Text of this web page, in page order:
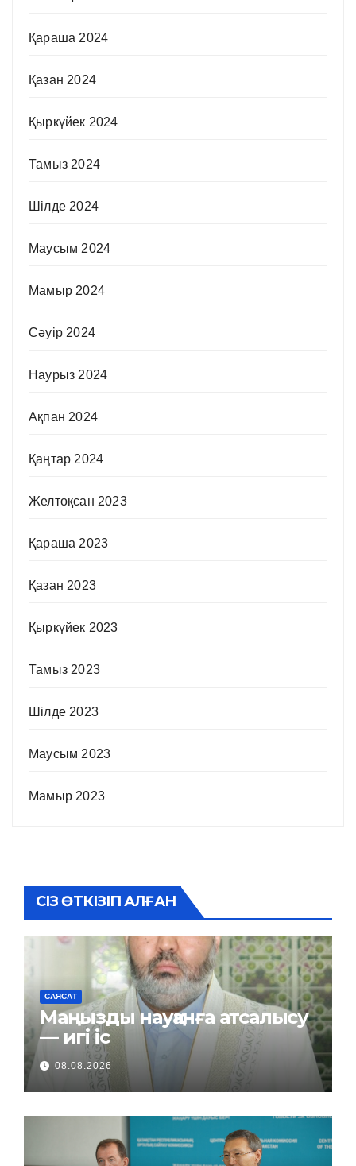
Қараша 2024
Қазан 2024
Қыркүйек 2024
Тамыз 2024
Шілде 2024
Маусым 2024
Мамыр 2024
Сәуір 2024
Наурыз 2024
Ақпан 2024
Қаңтар 2024
Желтоқсан 2023
Қараша 2023
Қазан 2023
Қыркүйек 2023
Тамыз 2023
Шілде 2023
Маусым 2023
Мамыр 2023
СІЗ ӨТКІЗІП АЛҒАН
САЯСАТ
Маңызды науқанға атсалысу
— игі іс
08.08.2026